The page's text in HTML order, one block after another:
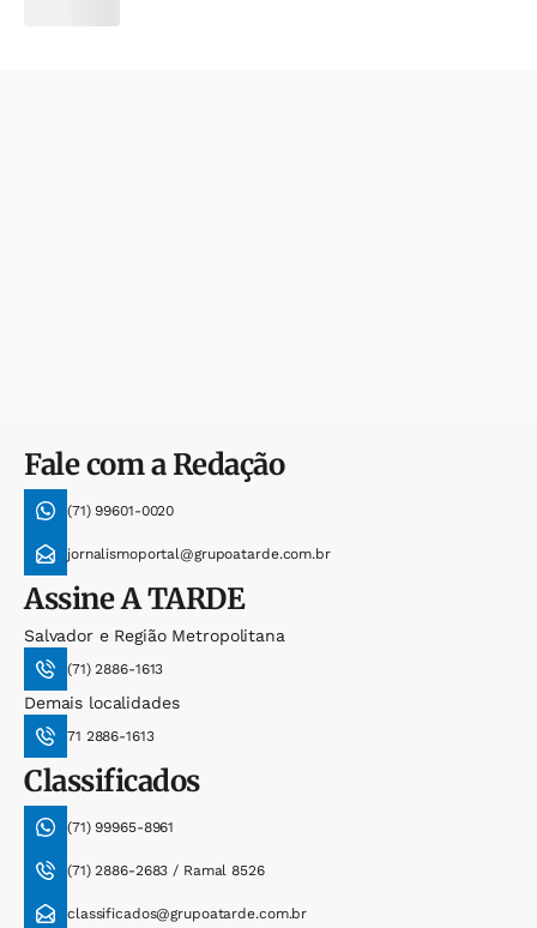
Fale com a Redação
(71) 99601-0020
jornalismoportal@grupoatarde.com.br
AssineA TARDE
Salvador e Região Metropolitana
(71) 2886-1613
Demais localidades
71 2886-1613
Classificados
(71) 99965-8961
(71) 2886-2683 / Ramal 8526
classificados@grupoatarde.com.br